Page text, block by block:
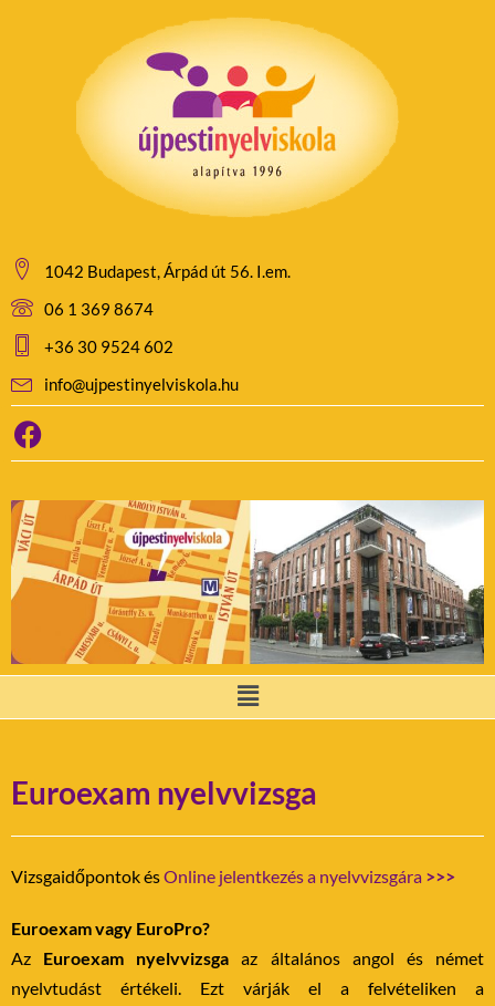
1042 Budapest, Árpád út 56. I.em.
06 1 369 8674
+36 30 9524 602
info@ujpestinyelviskola.hu
Euroexam nyelvvizsga
Vizsgaidőpontok ésOnline jelentkezés a nyelvvizsgára >>>
Euroexam vagy EuroPro?
Az Euroexam nyelvvizsga az általános angol és német
nyelvtudást értékeli. Ezt várják el a felvételiken a